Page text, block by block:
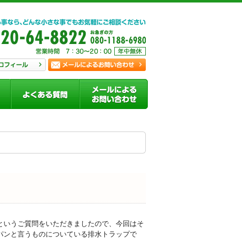
うご質問をいただきましたので、今回はそ
と言うものについている排水トラップで